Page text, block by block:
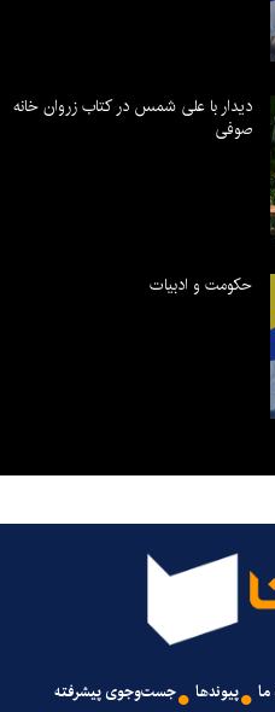
دیدار با علی شمس در کتاب زروان خانه
صوفی
حکومت و ادبیات
ما پیوندها جست‌وجوی پیشرفته